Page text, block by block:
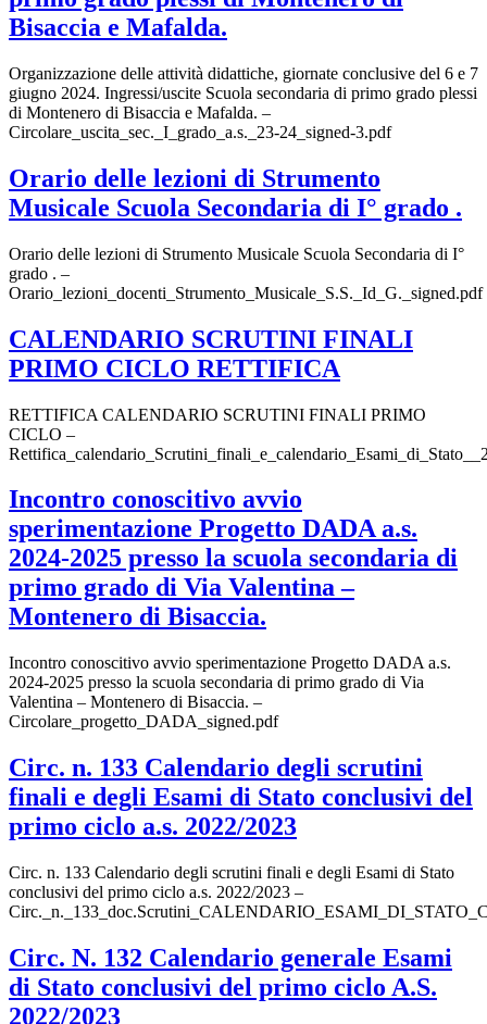
Bisaccia e Mafalda.
Organizzazione delle attività didattiche, giornate conclusive del 6 e 7
giugno 2024. Ingressi/uscite Scuola secondaria di primo grado plessi
di Montenero di Bisaccia e Mafalda. –
Circolare_uscita_sec._I_grado_a.s._23-24_signed-3.pdf
Orario delle lezioni di Strumento
Musicale Scuola Secondaria di I° grado .
Orario delle lezioni di Strumento Musicale Scuola Secondaria di I°
grado . –
Orario_lezioni_docenti_Strumento_Musicale_S.S._Id_G._signed.pdf
CALENDARIO SCRUTINI FINALI
PRIMO CICLO RETTIFICA
RETTIFICA CALENDARIO SCRUTINI FINALI PRIMO
CICLO –
Incontro conoscitivo avvio
sperimentazione Progetto DADA a.s.
2024-2025 presso la scuola secondaria di
primo grado di Via Valentina –
Montenero di Bisaccia.
Incontro conoscitivo avvio sperimentazione Progetto DADA a.s.
2024-2025 presso la scuola secondaria di primo grado di Via
Valentina – Montenero di Bisaccia. –
Circolare_progetto_DADA_signed.pdf
Circ. n. 133 Calendario degli scrutini
finali e degli Esami di Stato conclusivi del
primo ciclo a.s. 2022/2023
Circ. n. 133 Calendario degli scrutini finali e degli Esami di Stato
conclusivi del primo ciclo a.s. 2022/2023 –
Circ. N. 132 Calendario generale Esami
di Stato conclusivi del primo ciclo A.S.
2022/2023